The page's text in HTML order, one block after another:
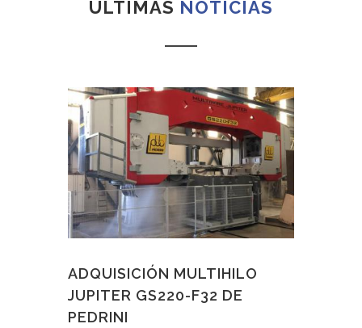
ÚLTIMAS NOTICIAS
ADQUISICIÓN MULTIHILO
JUPITER GS220-F32 DE
PEDRINI